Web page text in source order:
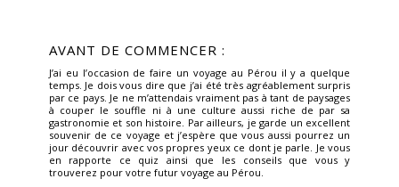
AVANT DE COMMENCER :
J’ai eu l’occasion de faire un voyage au Pérou il y a quelque
temps. Je dois vous dire que j’ai été très agréablement surpris
par ce pays. Je ne m’attendais vraiment pas à tant de paysages
à couper le souffle ni à une culture aussi riche de par sa
gastronomie et son histoire. Par ailleurs, je garde un excellent
souvenir de ce voyage et j’espère que vous aussi pourrez un
jour découvrir avec vos propres yeux ce dont je parle. Je vous
en rapporte ce quiz ainsi que les conseils que vous y
trouverez pour votre futur voyage au Pérou.